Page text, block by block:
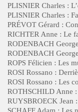
PLISNIER Charles :
PLISNIER Charles :
PRÉVOT Gérard :
RICHTER Anne : Le
RODENBACH
RODENBACH
ROPS Félicien : Les
ROSI Rossano :
ROSI Rossano : Les
ROTHSCHILD Anne
RUYSBROECK Jean
SCHAFF Adam : Les